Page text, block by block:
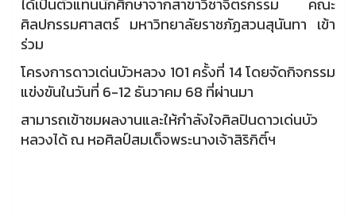
ได้เป็นตัวแทนนักศึกษาจากสาขาวิชาจิตรกรรม คณะ
ศิลปกรรมศาสตร์ มหาวิทยาลัยราชภัฏสวนสุนันทา เข้า
ร่วม
โครงการดาวเด่นบัวหลวง 101 ครั้งที่ 14 โดยจัดกิจกรรม
แข่งขันในวันที่ 6-12 ธันวาคม 68 ที่ผ่านมา
สามารถเข้าชมผลงานและให้กำลังใจศิลปินดาวเด่นบัว
หลวงได้ ณ หอศิลป์สมเด็จพระนางเจ้าสิริกิติ์ฯ